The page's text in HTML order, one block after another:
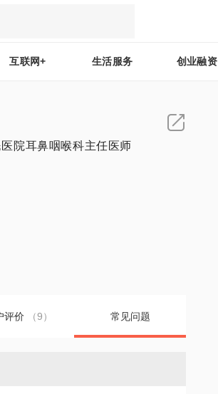
互联网+ 生活服务 创业融资
院耳鼻咽喉科主任医师
评价 （9） 常见问题